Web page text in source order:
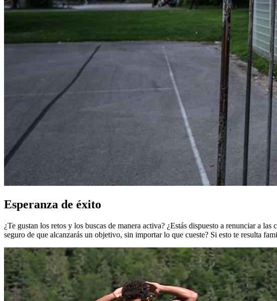
Esperanza de éxito
¿Te gustan los retos y los buscas de manera activa? ¿Estás dispuesto a renunciar a
seguro de que alcanzarás un objetivo, sin importar lo que cueste? Si esto te resulta